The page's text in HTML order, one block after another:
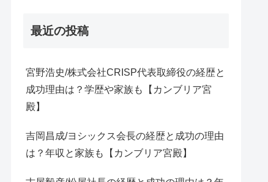
最近の投稿
宮野浩史/株式会社CRISP代表取締役の経歴と
成功理由は？学歴や家族も【カンブリア宮
殿】
吉岡昌成/ヨシックス会長の経歴と成功の理由
は？年収と家族も【カンブリア宮殿】